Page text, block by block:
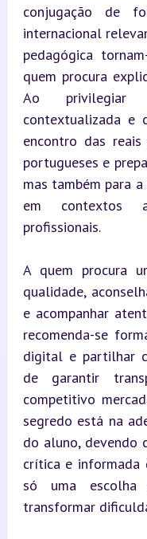
conjugação de
internacional
pedagógica
quem procura
Ao privilegiar
contextualizada e
encontro das reais
portugueses e
mas também para
em contextos
profissionais.
A quem procura
qualidade,
e acompanhar
recomenda-se
digital e partilhar
de garantir
competitivo
segredo está na
do aluno, devendo
crítica e informada
só uma escolha
transformar